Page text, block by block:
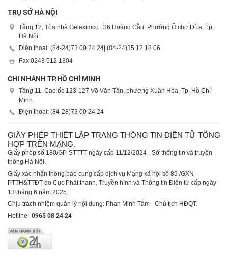
TRỤ SỞ HÀ NỘI
Tầng 12, Tòa nhà Geleximco , 36 Hoàng Cầu, Phường Ô chợ Dừa, Tp.
Hà Nội
Điện thoại: (84-24)73 00 24 24| (84-24)35 12 18 06
Fax:0243 512 1804
CHI NHÁNH TP.HỒ CHÍ MINH
Tầng 11, Cao ốc 123-127 Võ Văn Tần, phường Xuân Hòa, Tp. Hồ Chí
Minh.
Điện thoại: (84-28)73 00 24 24
GIẤY PHÉP THIẾT LẬP TRANG THÔNG TIN ĐIỆN TỬ TỔNG
HỢP TRÊN MẠNG.
Giấy phép số 180/GP-STTTT ngày cấp 11/12/2024 - Sở thông tin và truyền
thông Hà Nội.
Giấy xác nhận thông báo cung cấp dịch vụ Mạng xã hội số 89 /GXN-
PTTH&TTĐT do Cục Phát thanh, Truyền hình và Thông tin Điện tử cấp ngày
13 tháng 6 năm 2025.
Chịu trách nhiệm quản lý nội dung: Phan Minh Tâm - Chủ tịch HĐQT.
Hotline: 0965 08 24 24